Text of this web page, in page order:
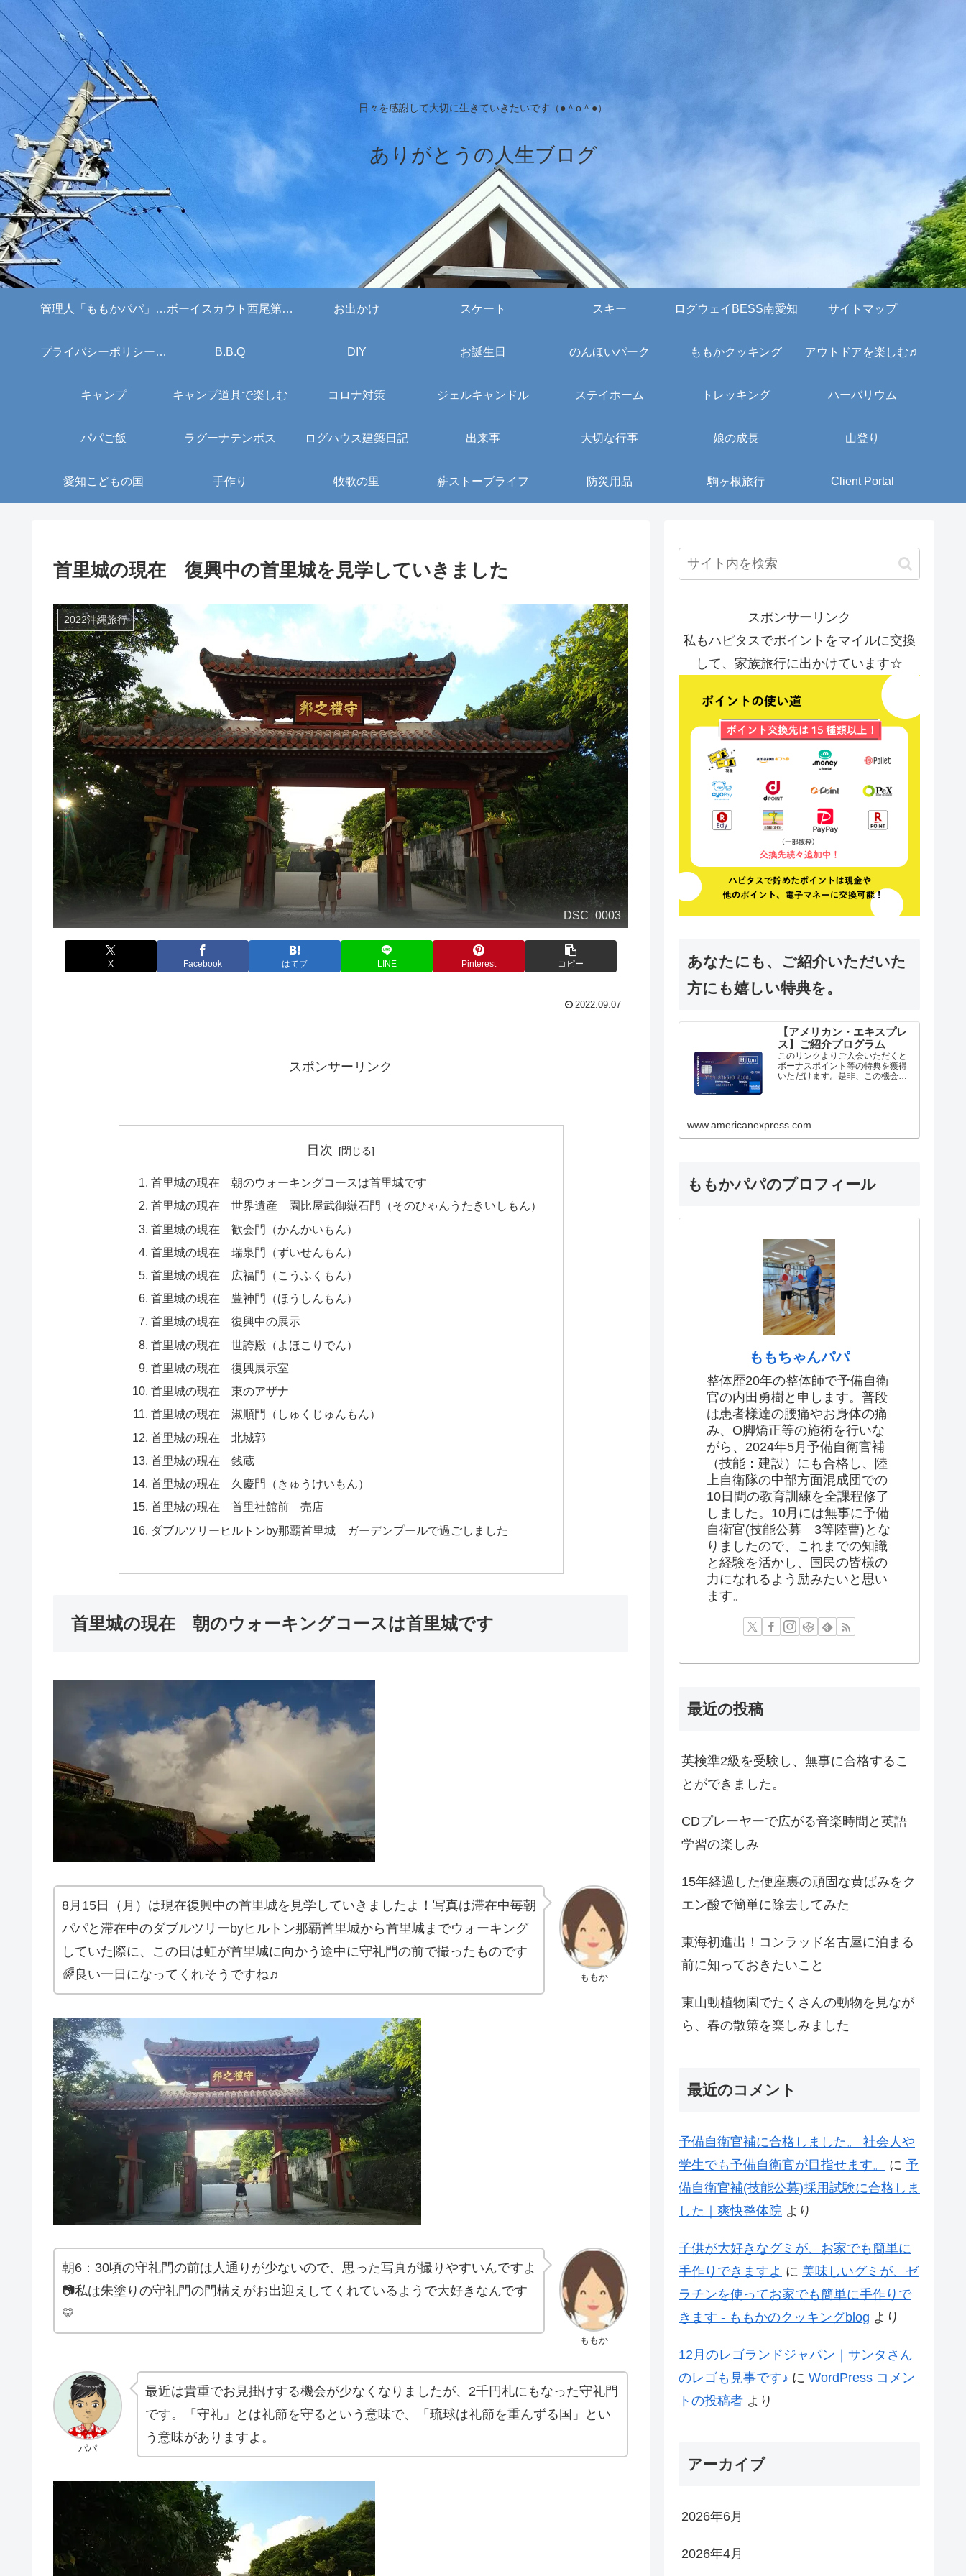
日々を感謝して大切に生きていきたいです（●＾o＾●）
ありがとうの人生ブログ
管理人「ももかパパ」のプロフィール ボーイスカウト西尾第2団 お出かけ スケート スキー ログウェイBESS南愛知 サイトマップ
プライバシーポリシー・免責事項 B.B.Q DIY お誕生日 のんほいパーク ももかクッキング アウトドアを楽しむ♬
キャンプ キャンプ道具で楽しむ コロナ対策 ジェルキャンドル ステイホーム トレッキング ハーバリウム
パパご飯 ラグーナテンボス ログハウス建築日記 出来事 大切な行事 娘の成長 山登り
愛知こどもの国 手作り 牧歌の里 薪ストーブライフ 防災用品 駒ヶ根旅行 Client Portal
首里城の現在 復興中の首里城を見学していきました
2022沖縄旅行
DSC_0003
X Facebook はてブ LINE Pinterest コピー
2022.09.07
スポンサーリンク
目次
首里城の現在 朝のウォーキングコースは首里城です
首里城の現在 世界遺産 園比屋武御嶽石門（そのひゃんうたきいしもん）
首里城の現在 歓会門（かんかいもん）
首里城の現在 瑞泉門（ずいせんもん）
首里城の現在 広福門（こうふくもん）
首里城の現在 豊神門（ほうしんもん）
首里城の現在 復興中の展示
首里城の現在 世誇殿（よほこりでん）
首里城の現在 復興展示室
首里城の現在 東のアザナ
首里城の現在 淑順門（しゅくじゅんもん）
首里城の現在 北城郭
首里城の現在 銭蔵
首里城の現在 久慶門（きゅうけいもん）
首里城の現在 首里社館前 売店
ダブルツリーヒルトンby那覇首里城 ガーデンプールで過ごしました
首里城の現在 朝のウォーキングコースは首里城です
ももか
8月15日（月）は現在復興中の首里城を見学していきましたよ！写真は滞在中毎朝
パパと滞在中のダブルツリーbyヒルトン那覇首里城から首里城までウォーキング
していた際に、この日は虹が首里城に向かう途中に守礼門の前で撮ったものです
🌈良い一日になってくれそうですね♬
ももか
朝6：30頃の守礼門の前は人通りが少ないので、思った写真が撮りやすいんですよ
📷私は朱塗りの守礼門の門構えがお出迎えしてくれているようで大好きなんです
💛
パパ
最近は貴重でお見掛けする機会が少なくなりましたが、2千円札にもなった守礼門
です。「守礼」とは礼節を守るという意味で、「琉球は礼節を重んずる国」とい
う意味がありますよ。
スポンサーリンク
私もハピタスでポイントをマイルに交換
して、家族旅行に出かけています☆
あなたにも、ご紹介いただいた
方にも嬉しい特典を。
【アメリカン・エキスプレ
ス】ご紹介プログラム
このリンクよりご入会いただくと
ボーナスポイント等の特典を獲得
いただけます。是非、この機会に
www.americanexpress.com
ももかパパのプロフィール
ももちゃんパパ
整体歴20年の整体師で予備自衛
官の内田勇樹と申します。普段
は患者様達の腰痛やお身体の痛
み、O脚矯正等の施術を行いな
がら、2024年5月予備自衛官補
（技能：建設）にも合格し、陸
上自衛隊の中部方面混成団での
10日間の教育訓練を全課程修了
しました。10月には無事に予備
自衛官(技能公募 3等陸曹)とな
りましたので、これまでの知識
と経験を活かし、国民の皆様の
力になれるよう励みたいと思い
ます。
最近の投稿
英検準2級を受験し、無事に合格するこ
とができました。
CDプレーヤーで広がる音楽時間と英語
学習の楽しみ
15年経過した便座裏の頑固な黄ばみをク
エン酸で簡単に除去してみた
東海初進出！コンラッド名古屋に泊まる
前に知っておきたいこと
東山動植物園でたくさんの動物を見なが
ら、春の散策を楽しみました
最近のコメント
予備自衛官補に合格しました。 社会人や
学生でも予備自衛官が目指せます。
に 予
備自衛官補(技能公募)採用試験に合格しま
した｜爽快整体院 より
子供が大好きなグミが、お家でも簡単に
手作りできますよ に 美味しいグミが、ゼ
ラチンを使ってお家でも簡単に手作りで
きます - ももかのクッキングblog より
12月のレゴランドジャパン｜サンタさん
のレゴも見事です♪ に WordPress コメン
トの投稿者 より
アーカイブ
2026年6月
2026年4月